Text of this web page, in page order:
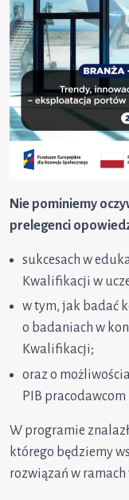
Nie pominiemy
prelegenci
sukcesach w
Kwalifikacji w
w tym, jak badać
o badaniach w
Kwalifikacji;
oraz o
PIB
W programie
którego będziemy
rozwiązań w